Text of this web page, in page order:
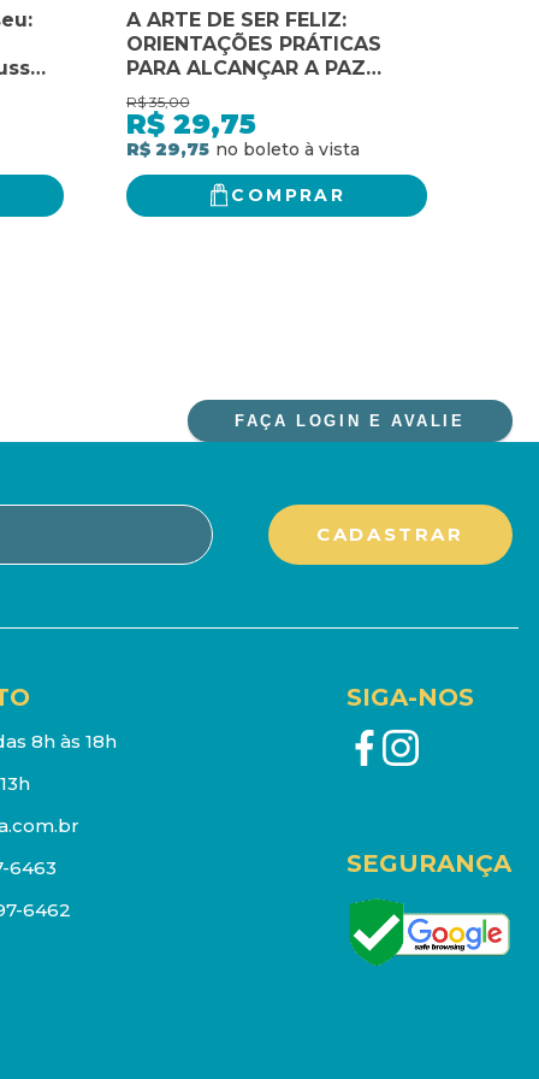
A ARTE DE SER FELIZ:
ORIENTAÇÕES PRÁTICAS
PARA ALCANÇAR A PAZ
INTERIOR, O SENTIDO DA
VIDA...
R$ 35,00
R$ 29,75
R$ 29,75
COMPRAR
FAÇA LOGIN E AVALIE
8h às 18h
6463
6462
SIGA-NOS
SEGURANÇA